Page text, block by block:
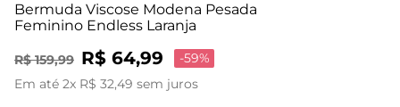
Bermuda Viscose Modena Pesada
Feminino Endless Laranja
R$ 159,99 R$ 64,99 -59%
Em até 2x R$ 32,49 sem juros